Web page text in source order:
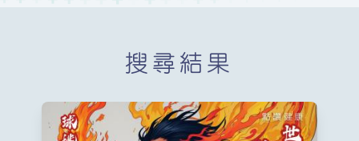
搜尋結果